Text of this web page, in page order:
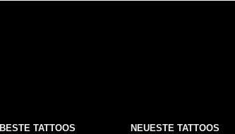
BESTE TATTOOS NEUESTE TATTOOS